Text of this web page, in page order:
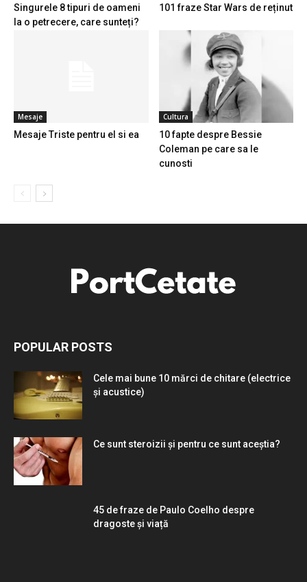
Singurele 8 tipuri de oameni
la o petrecere, care sunteți?
101 fraze Star Wars de reținut
Mesaje
Mesaje Triste pentru el si ea
Cultura
10 fapte despre Bessie
Coleman pe care sa le
cunosti
POPULAR POSTS
Cele mai bune 10 mărci de chitare (electrice
și acustice)
Ce sunt steroizii și pentru ce sunt aceștia?
45 de fraze de Paulo Coelho despre
dragoste și viață